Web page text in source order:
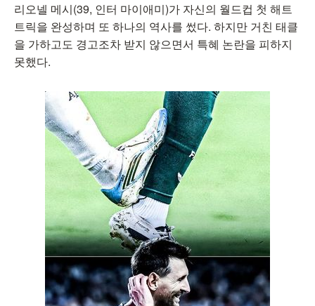
리오넬 메시(39, 인터 마이애미)가 자신의 월드컵 첫 해트
트릭을 완성하며 또 하나의 역사를 썼다. 하지만 거친 태클
을 가하고도 경고조차 받지 않으면서 특혜 논란을 피하지
못했다.